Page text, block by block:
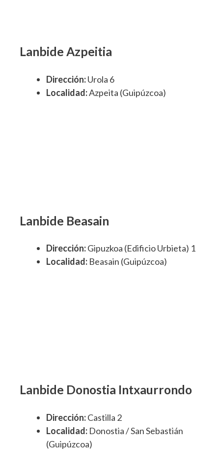
Lanbide Azpeitia
Dirección:Urola 6
Localidad:Azpeita (Guipúzcoa)
Lanbide Beasain
Dirección:Gipuzkoa (Edificio Urbieta) 1
Localidad: Beasain (Guipúzcoa)
Lanbide Donostia Intxaurrondo
Dirección:Castilla 2
Localidad: Donostia / San Sebastián
(Guipúzcoa)